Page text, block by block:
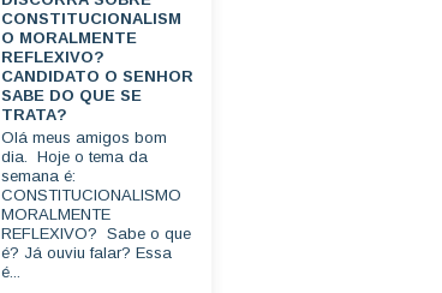
CONSTITUCIONALISM
O MORALMENTE
REFLEXIVO?
CANDIDATO O SENHOR
SABE DO QUE SE
TRATA?
Olá meus amigos bom
dia. Hoje o tema da
semana é:
CONSTITUCIONALISMO
MORALMENTE
REFLEXIVO? Sabe o que
é? Já ouviu falar? Essa
é...